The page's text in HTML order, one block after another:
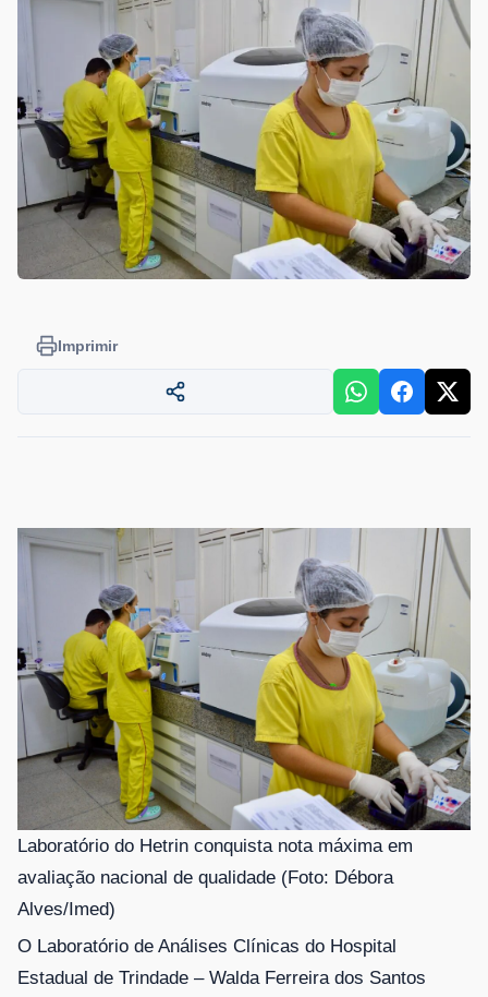
Imprimir
Laboratório do Hetrin conquista nota máxima em
avaliação nacional de qualidade (Foto: Débora
Alves/Imed)
O Laboratório de Análises Clínicas do Hospital
Estadual de Trindade – Walda Ferreira dos Santos